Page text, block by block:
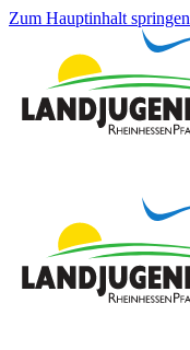
Zum Hauptinhalt springen